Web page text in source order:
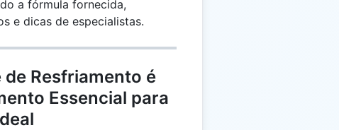
a fórmula fornecida,
e dicas de especialistas.
de Resfriamento é
Essencial para